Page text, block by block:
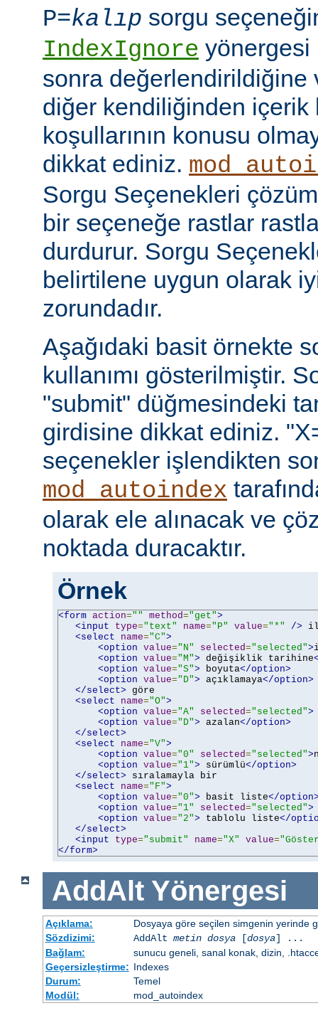
P=kalıp sorgu
IndexIgnore yönergesi
sonra değerlendirildiğine
diğer kendiliğinden içerik
koşullarının konusu
dikkat ediniz.
Sorgu Seçenekleri
bir seçeneğe rastlar
durdurur. Sorgu
belirtilene uygun olarak
zorundadır.
Aşağıdaki basit örnekte
kullanımı gösterilmiştir.
"submit" düğmesindeki
girdisine dikkat ediniz.
seçenekler işlendikten
mod_autoindex
olarak ele alınacak ve
noktada duracaktır.
Örnek
<form action="" method="get">
<input
type="text" name="P" value="*" />
<select
name="C">
<option value="N" selected="selected">
<option value="M"> değişiklik tarihine
<option value="S"> boyuta</option>
<option value="D"> açıklamaya</option>
</select> göre
<select
name="O">
<option value="A" selected="selected">
<option value="D"> azalan</option>
</select>
<select
name="V">
<option value="0" selected="selected">
<option value="1"> sürümlü</option>
</select> sıralamayla bir
<select
name="F">
<option value="0"> basit liste</
<option value="1" selected="selected">
<option value="2"> tablolu liste</
</select>
<input
type="submit" name="X" value=
</form>
AddAlt Yönergesi
Açıklama:
Dosyaya göre seçilen simgenin yerinde
Sözdizimi:
AddAlt metin dosya[dosya] ...
Bağlam:
sunucu geneli, sanal konak, dizin,
Geçersizleştirme: Indexes
Durum:
Temel
Modül:
mod_autoindex